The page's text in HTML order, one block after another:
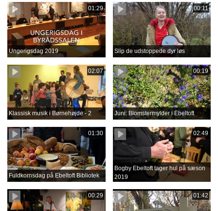
01:29
Ungerigsdag 2019
00:11
Slip de udstoppede dyr løs
02:07
Klassisk musik i Børnehøjde - 2
00:19
Juni: Blomstermylder i Ebeltoft
01:30
Fuldkornsdag på Ebeltoft Bibliotek
02:49
Bogby Ebeltoft tager hul på sæson
2019
00:29 01:42